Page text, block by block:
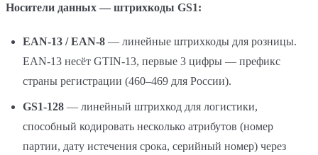
Носители данных — штрихкоды GS1:
EAN-13 / EAN-8 — линейные штрихкоды для розницы.
EAN-13 несёт GTIN-13, первые 3 цифры — префикс
страны регистрации (460–469 для России).
GS1-128 — линейный штрихкод для логистики,
способный кодировать несколько атрибутов (номер
партии, дату истечения срока, серийный номер) через